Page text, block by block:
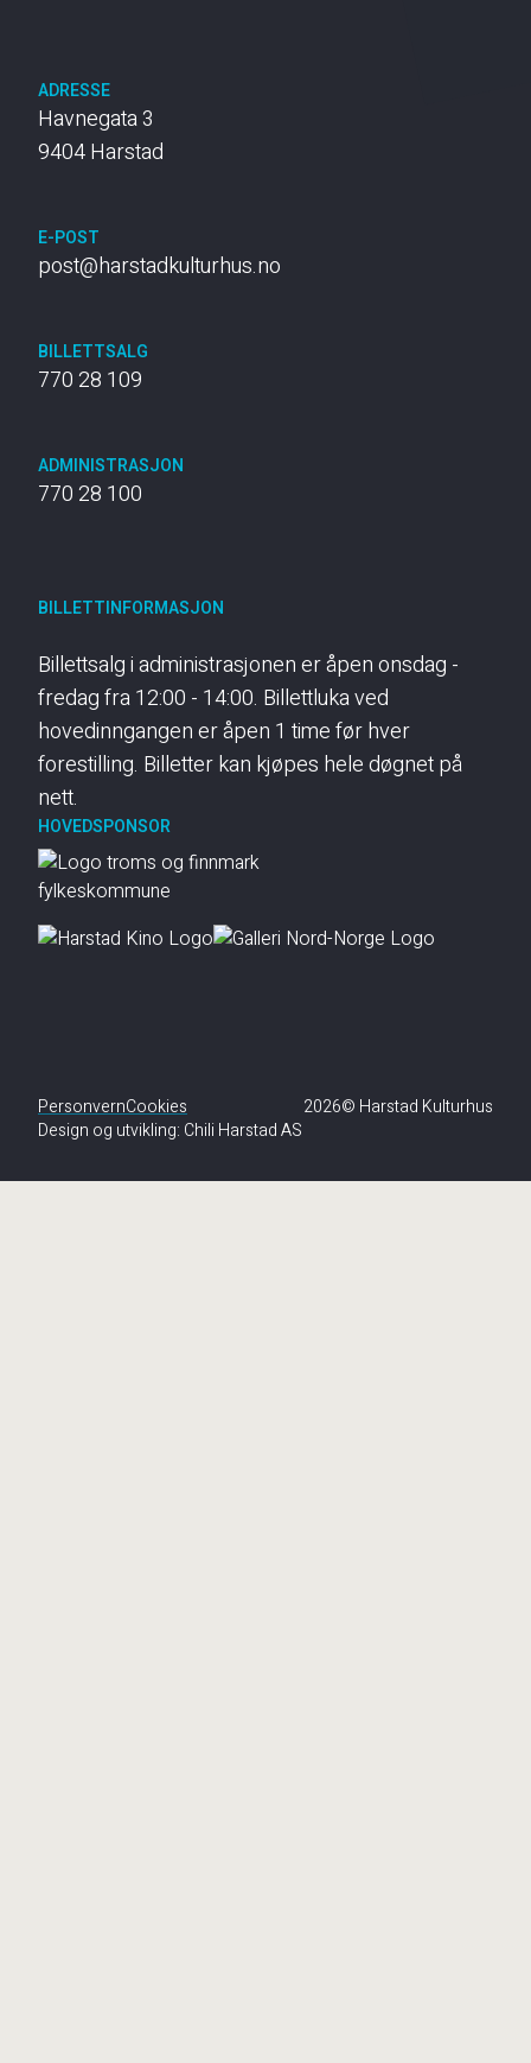
ADRESSE
Havnegata 3
9404 Harstad
E-POST
post@harstadkulturhus.no
BILLETTSALG
770 28 109
ADMINISTRASJON
770 28 100
BILLETTINFORMASJON
Billettsalg i administrasjonen er åpen onsdag -
fredag fra 12:00 - 14:00. Billettluka ved
hovedinngangen er åpen 1 time før hver
forestilling. Billetter kan kjøpes hele døgnet på
nett.
HOVEDSPONSOR
PersonvernCookies
2026© Harstad Kulturhus
Design og utvikling: Chili Harstad AS